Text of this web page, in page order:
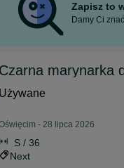
Zapisz to
Damy Ci
Czarna marynarka
Używane
- 28 lipca 2026
S / 36
Next